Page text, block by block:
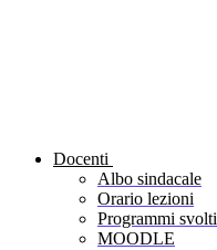
Docenti
Albo sindacale
Orario lezioni
Programmi svolti
MOODLE